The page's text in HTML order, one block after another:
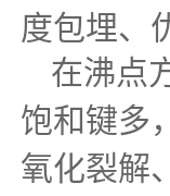
度包埋、
在沸点
饱和键多
氧化裂解